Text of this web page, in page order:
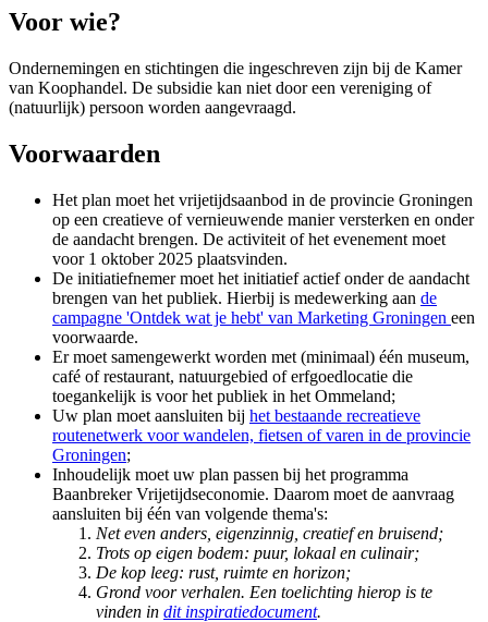
Voor wie?
Ondernemingen en stichtingen die ingeschreven zijn bij de Kamer
van Koophandel. De subsidie kan niet door een vereniging of
(natuurlijk) persoon worden aangevraagd.
Voorwaarden
Het plan moet het vrijetijdsaanbod in de provincie Groningen
op een creatieve of vernieuwende manier versterken en onder
de aandacht brengen. De activiteit of het evenement moet
voor 1 oktober 2025 plaatsvinden.
De initiatiefnemer moet het initiatief actief onder de aandacht
brengen van het publiek. Hierbij is medewerking aan de
campagne 'Ontdek wat je hebt' van Marketing Groningen een
voorwaarde.
Er moet samengewerkt worden met (minimaal) één museum,
café of restaurant, natuurgebied of erfgoedlocatie die
toegankelijk is voor het publiek in het Ommeland;
Uw plan moet aansluiten bij het bestaande recreatieve
routenetwerk voor wandelen, fietsen of varen in de provincie
Groningen;
Inhoudelijk moet uw plan passen bij het programma
Baanbreker Vrijetijdseconomie. Daarom moet de aanvraag
aansluiten bij één van volgende thema's:
Net even anders, eigenzinnig, creatief en bruisend;
Trots op eigen bodem: puur, lokaal en culinair;
De kop leeg: rust, ruimte en horizon;
Grond voor verhalen. Een toelichting hierop is te
vinden in dit inspiratiedocument.